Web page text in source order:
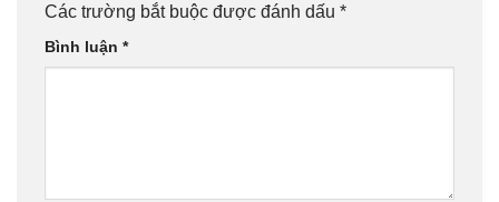
Các trường bắt buộc được đánh dấu *
Bình luận *